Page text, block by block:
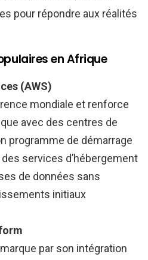
pour répondre aux réalités
en Afrique
(AWS)
mondiale et renforce
avec des centres de
programme de démarrage
services d’hébergement
de données sans
initiaux
par son intégration